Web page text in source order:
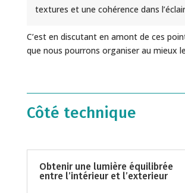
textures et une cohérence dans
C’est en discutant en amont de ces
que nous pourrons organiser au mieux
Côté technique
Obtenir une lumière équilibrée
entre l’intérieur et l’exterieur